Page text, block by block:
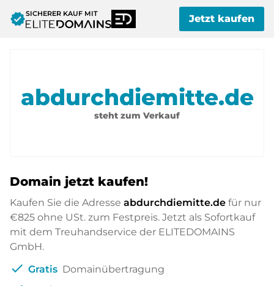
verifiedSICHERER KAUF MIT Jetzt kaufen
abdurchdiemitte.de
steht zum Verkauf
Domain jetzt kaufen!
Kaufen Sie die Adresse abdurchdiemitte.de für nur
€825 ohne USt. zum Festpreis. Jetzt als Sofortkauf
mit dem Treuhandservice der ELITEDOMAINS
GmbH.
check Gratis Domainübertragung